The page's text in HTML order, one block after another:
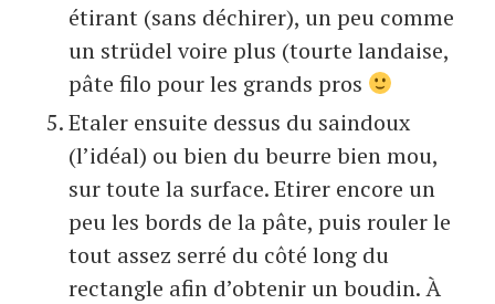
étirant (sans déchirer), un peu comme
un strüdel voire plus (tourte landaise,
pâte filo pour les grands pros
Etaler ensuite dessus du saindoux
(l’idéal) ou bien du beurre bien mou,
sur toute la surface. Etirer encore un
peu les bords de la pâte, puis rouler le
tout assez serré du côté long du
rectangle afin d’obtenir un boudin. À